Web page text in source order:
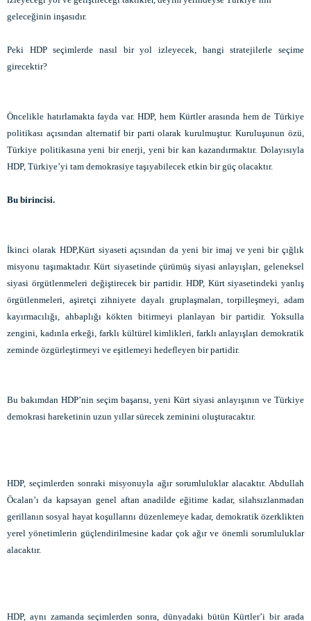
geleceğinin inşasıdır.
Peki HDP seçimlerde nasıl bir yol izleyecek, hangi stratejilerle seçime
girecektir?
Öncelikle hatırlamakta fayda var. HDP, hem Kürtler arasında hem de Türkiye
politikası açısından alternatif bir parti olarak kurulmuştur. Kuruluşunun özü,
Türkiye politikasına yeni bir enerji, yeni bir kan kazandırmaktır. Dolayısıyla
HDP, Türkiye’yi tam demokrasiye taşıyabilecek etkin bir güç olacaktır.
Bu birincisi.
İkinci olarak HDP,Kürt siyaseti açısından da yeni bir imaj ve yeni bir çığlık
misyonu taşımaktadır. Kürt siyasetinde çürümüş siyasi anlayışları, geleneksel
siyasi örgütlenmeleri değiştirecek bir partidir. HDP, Kürt siyasetindeki yanlış
örgütlenmeleri, aşiretçi zihniyete dayalı gruplaşmaları, torpilleşmeyi, adam
kayırmacılığı, ahbaplığı kökten bitirmeyi planlayan bir partidir. Yoksulla
zengini, kadınla erkeği, farklı kültürel kimlikleri, farklı anlayışları demokratik
zeminde özgürleştirmeyi ve eşitlemeyi hedefleyen bir partidir.
Bu bakımdan HDP’nin seçim başarısı, yeni Kürt siyasi anlayışının ve Türkiye
demokrasi hareketinin uzun yıllar sürecek zeminini oluşturacaktır.
HDP, seçimlerden sonraki misyonuyla ağır sorumluluklar alacaktır. Abdullah
Öcalan’ı da kapsayan genel aftan anadilde eğitime kadar, silahsızlanmadan
gerillanın sosyal hayat koşullarını düzenlemeye kadar, demokratik özerklikten
yerel yönetimlerin güçlendirilmesine kadar çok ağır ve önemli sorumluluklar
alacaktır.
HDP, aynı zamanda seçimlerden sonra, dünyadaki bütün Kürtler’i bir arada